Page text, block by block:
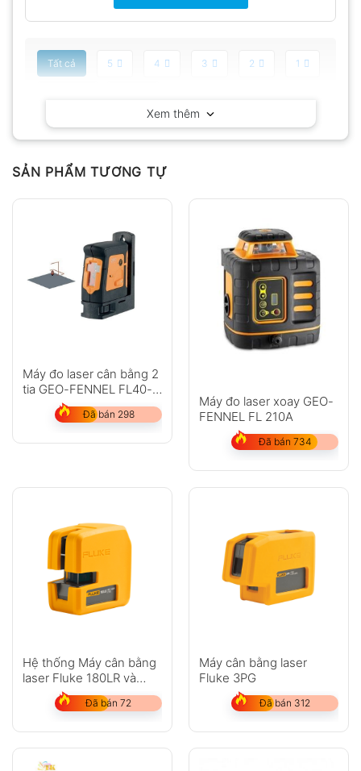
Tất cả 5 4 3 2 1
Chưa có đánh giá nào.
Xem thêm
SẢN PHẨM TƯƠNG TỰ
Máy đo laser cân bằng 2
tia GEO-FENNEL FL40-
pocket II
Đã bán 298
Máy đo laser xoay GEO-
FENNEL FL 210A
Đã bán 734
Hệ thống Máy cân bằng
laser Fluke 180LR và
Fluke 180LG
Đã bán 72
Máy cân bằng laser
Fluke 3PG
Đã bán 312